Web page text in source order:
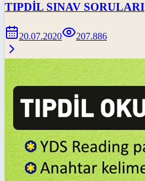
TIPDİL SINAV SORULARI
20.07.2020 207.886